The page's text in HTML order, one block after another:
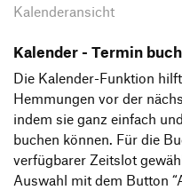
Kalenderansicht
Kalender - Termin
Die Kalender-Funktion
Hemmungen vor der
indem sie ganz einfach
buchen können. Für die
verfügbarer Zeitslot
Auswahl mit dem Button